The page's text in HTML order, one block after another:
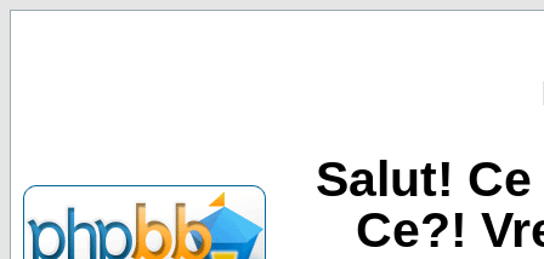
Salut!
Ce?!